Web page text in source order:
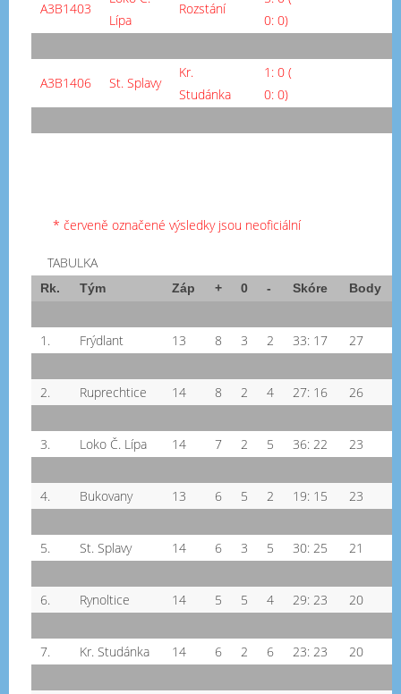
A3B1403
Lípa
Rozstání
0: 0)
A3B1406 St. Splavy
Kr.
Studánka
1: 0 (
0: 0)
* červeně označené výsledky jsou neoficiální
TABULKA
Rk. Tým Záp + 0 - Skóre Body
1. Frýdlant 13 8 3 2 33: 17 27
2. Ruprechtice 14 8 2 4 27: 16 26
3. Loko Č. Lípa 14 7 2 5 36: 22 23
4. Bukovany 13 6 5 2 19: 15 23
5. St. Splavy 14 6 3 5 30: 25 21
6. Rynoltice 14 5 5 4 29: 23 20
7. Kr. Studánka 14 6 2 6 23: 23 20